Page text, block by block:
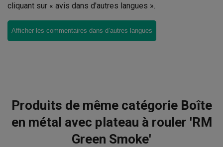
cliquant sur « avis dans d'autres langues ».
Afficher les commentaires dans d’autres langues
Produits de même catégorie Boîte
en métal avec plateau à rouler 'RM
Green Smoke'